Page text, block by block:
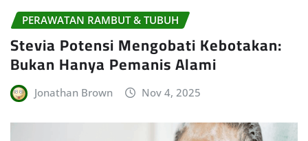
PERAWATAN RAMBUT & TUBUH
Stevia Potensi Mengobati Kebotakan:
Bukan Hanya Pemanis Alami
Jonathan Brown Nov 4, 2025